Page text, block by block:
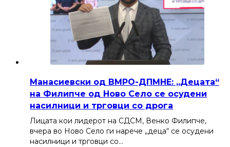
Манасиевски од ВМРО-ДПМНЕ: „Децата“
на Филипче од Ново Село се осудени
насилници и трговци со дрога
Лицата кои лидерот на СДСМ, Венко Филипче,
вчера во Ново Село ги нарече „деца“ се осудени
насилници и трговци со…